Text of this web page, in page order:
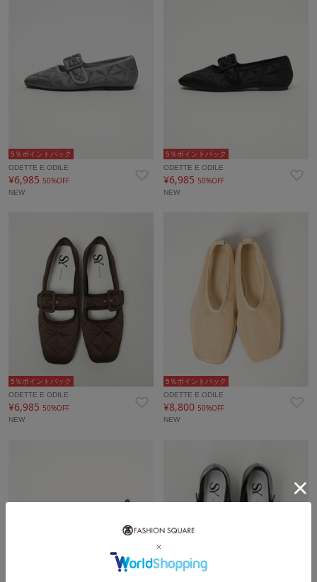
5％ポイントバック
ODETTE E ODILE
¥6,985 50%OFF
NEW
5％ポイントバック
ODETTE E ODILE
¥6,98550%OFF
NEW
5％ポイントバック
ODETTE E ODILE
¥6,985 50%OFF
NEW
5％ポイントバック
ODETTE E ODILE
¥8,80050%OFF
NEW